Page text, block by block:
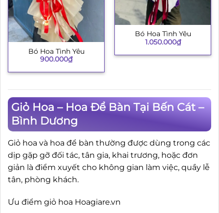
Bó Hoa Tình Yêu
900.000₫
Bó Hoa Tình Yêu
1.050.000₫
Giỏ Hoa – Hoa Để Bàn Tại Bến Cát –
Bình Dương
Giỏ hoa và hoa để bàn thường được dùng trong các
dịp gặp gỡ đối tác, tân gia, khai trương, hoặc đơn
giản là điểm xuyết cho không gian làm việc, quầy lễ
tân, phòng khách.
Ưu điểm giỏ hoa Hoagiare.vn